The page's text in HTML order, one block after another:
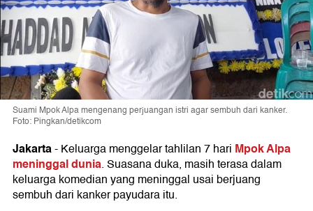
Suami Mpok Alpa mengenang perjuangan istri agar sembuh dari kanker.
Foto: Pingkan/detikcom
Jakarta-Keluarga menggelar tahlilan 7 hari Mpok Alpa
meninggal dunia. Suasana duka, masih terasa dalam
keluarga komedian yang meninggal usai berjuang
sembuh dari kanker payudara itu.